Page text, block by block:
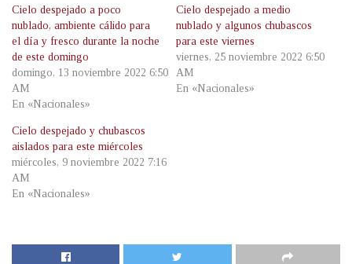
Cielo despejado a poco
nublado, ambiente cálido para
el día y fresco durante la noche
de este domingo
domingo, 13 noviembre 2022 6:50
AM
En «Nacionales»
Cielo despejado a medio
nublado y algunos chubascos
para este viernes
viernes, 25 noviembre 2022 6:50
AM
En «Nacionales»
Cielo despejado y chubascos
aislados para este miércoles
miércoles, 9 noviembre 2022 7:16
AM
En «Nacionales»